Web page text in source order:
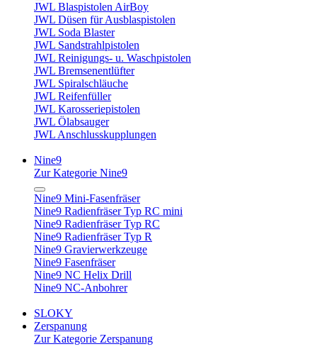
JWL Blaspistolen AirBoy
JWL Düsen für Ausblaspistolen
JWL Soda Blaster
JWL Sandstrahlpistolen
JWL Reinigungs- u. Waschpistolen
JWL Bremsenentlüfter
JWL Spiralschläuche
JWL Reifenfüller
JWL Karosseriepistolen
JWL Ölabsauger
JWL Anschlusskupplungen
Nine9
Zur Kategorie Nine9
Nine9 Mini-Fasenfräser
Nine9 Radienfräser Typ RC mini
Nine9 Radienfräser Typ RC
Nine9 Radienfräser Typ R
Nine9 Gravierwerkzeuge
Nine9 Fasenfräser
Nine9 NC Helix Drill
Nine9 NC-Anbohrer
SLOKY
Zerspanung
Zur Kategorie Zerspanung